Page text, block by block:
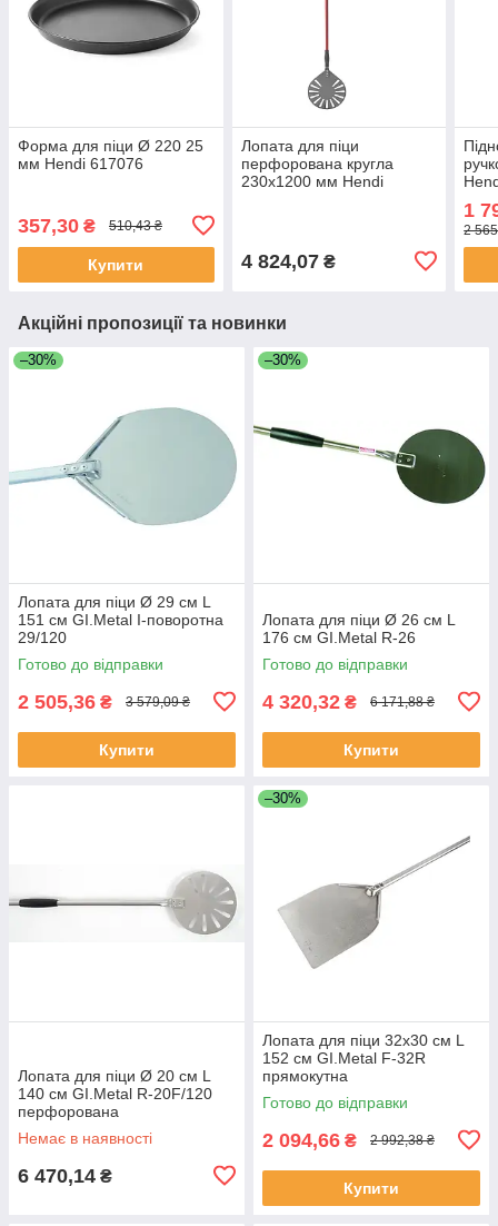
Форма для піци Ø 220 25
мм Hendi 617076
357,30 ₴ 510,43 ₴
Купити
Лопата для піци
перфорована кругла
230x1200 мм Hendi
4 824,07₴
1
2
Акційні пропозиції та новинки
–30%
Лопата для піци Ø 29 см L
151 см GI.Metal I-поворотна
29/120
Готово до відправки
2 505,36 ₴ 3 579,09 ₴
Купити
–30%
Лопата для піци Ø 26 см L
176 см GI.Metal R-26
Готово до відправки
4 320,32 ₴ 6 171,88 ₴
Купити
Лопата для піци Ø 20 см L
140 см GI.Metal R-20F/120
перфорована
Немає в наявності
6 470,14 ₴
–30%
Лопата для піци 32х30 см L
152 см GI.Metal F-32R
прямокутна
Готово до відправки
2 094,66 ₴ 2 992,38 ₴
Купити